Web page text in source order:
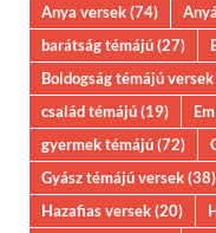
Anya versek(74)
barátság témájú(27)
Boldogság témájú versek
család témájú(19)
gyermek témájú(72)
Gyász témájú versek(38)
Hazafias versek(20)